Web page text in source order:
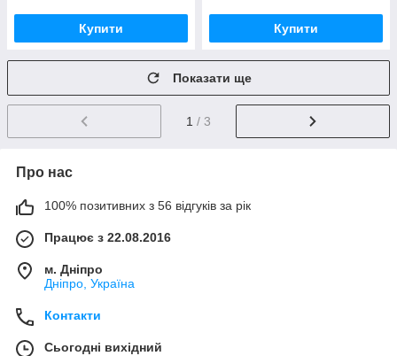
Купити Купити
Показати ще
1 / 3
Про нас
100% позитивних з 56 відгуків за рік
Працює з 22.08.2016
м. Дніпро
Дніпро, Україна
Контакти
Сьогодні вихідний